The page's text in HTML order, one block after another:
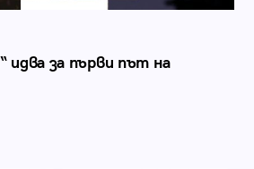
идва за първи път на